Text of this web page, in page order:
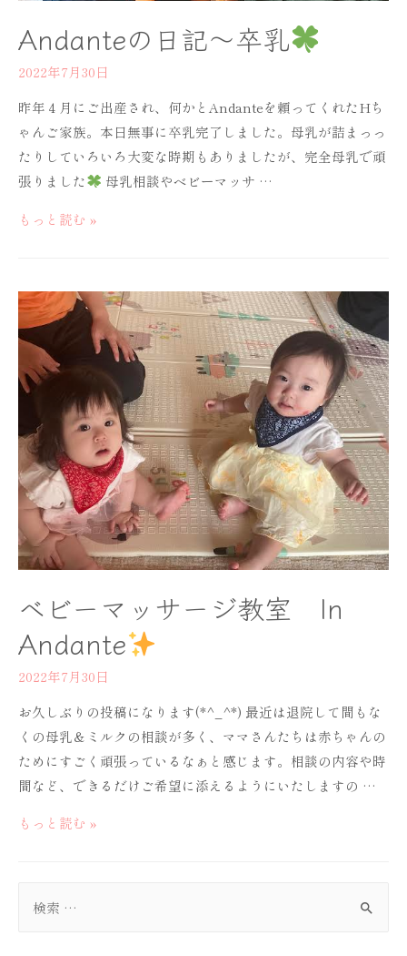
Andanteの日記～卒乳
2022年7月30日
昨年４月にご出産され、何かとAndanteを頼ってくれたHち
ゃんご家族。本日無事に卒乳完了しました。母乳が詰まっっ
たりしていろいろ大変な時期もありましたが、完全母乳で頑
張りました
母乳相談やベビーマッサ …
Andante
記
～
卒
もっと読む »
ベビーマッサージ教室 In
Andante
2022年7月30日
お久しぶりの投稿になります(*^_^*) 最近は退院して間もな
くの母乳＆ミルクの相談が多く、ママさんたちは赤ちゃんの
ためにすごく頑張っているなぁと感じます。相談の内容や時
間など、できるだけご希望に添えるようにいたしますの …
ベ
もっと読む »